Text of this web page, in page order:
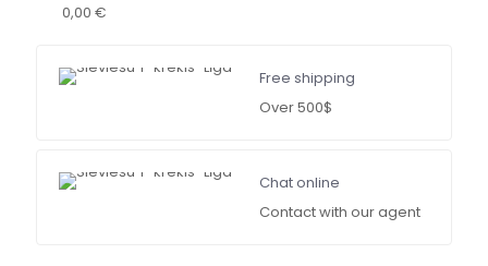
0,00 €
Free shipping
Over 500$
Chat online
Contact with our agent